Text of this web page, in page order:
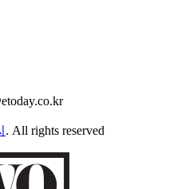
. All rights reserved